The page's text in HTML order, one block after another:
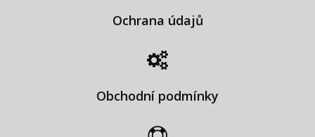
Ochrana údajů
Obchodní podmínky